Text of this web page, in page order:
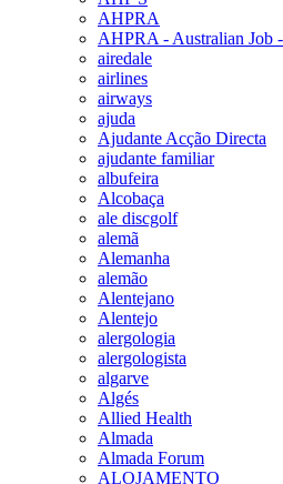
AHPRA
AHPRA - Australian Job
airedale
airlines
airways
ajuda
Ajudante Acção Directa
ajudante familiar
albufeira
Alcobaça
ale discgolf
alemã
Alemanha
alemão
Alentejano
Alentejo
alergologia
alergologista
algarve
Algés
Allied Health
Almada
Almada Forum
ALOJAMENTO